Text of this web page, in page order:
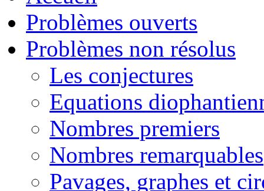
Problèmes ouverts
Problèmes non résolus
Les conjectures
Equations
Nombres premiers
Nombres remarquables
Pavages, graphes et